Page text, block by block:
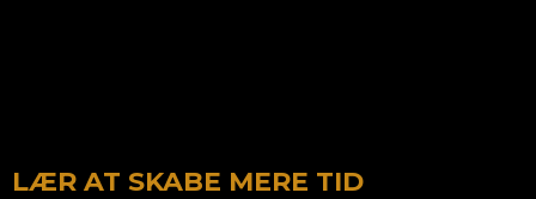
LÆR AT SKABE MERE TID